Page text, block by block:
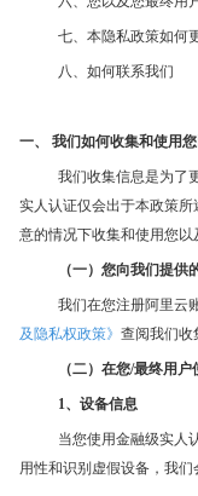
七、本隐私政策如何
八、如何联系我们
一、 我们如何收集和使用
我们收集信息是为了
实人认证仅会出于本政策
意的情况下收集和使用您以
（一）您向我们提供
我们在您注册阿里云
及隐私权政策》 查阅我们收
（二）在您/最终用
1、设备信息
当您使用金融级实人
用性和识别虚假设备，我们